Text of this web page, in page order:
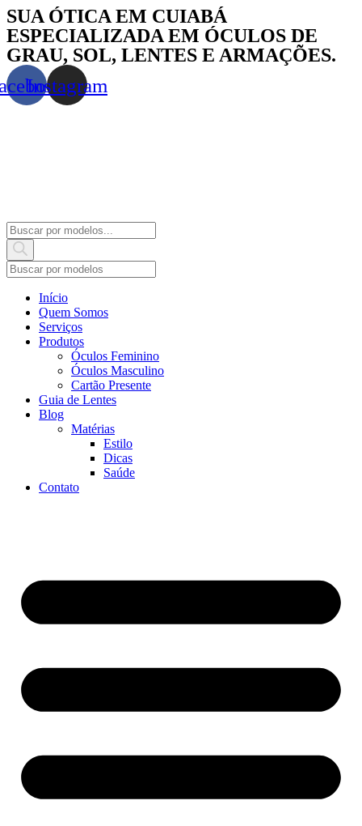
Skip
to
content
SUA ÓTICA EM CUIABÁ
ESPECIALIZADA EM ÓCULOS DE
GRAU, SOL, LENTES E ARMAÇÕES.
Instagram
Products
search
Início
Quem Somos
Serviços
Produtos
Óculos Feminino
Óculos Masculino
Cartão Presente
Guia de Lentes
Blog
Matérias
Estilo
Dicas
Saúde
Contato